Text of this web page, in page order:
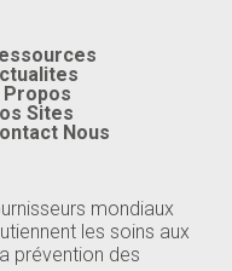
mondiaux
les soins aux
prévention des
Propos
Sites
Nous